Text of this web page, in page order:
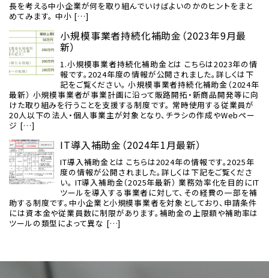
長を考える中小企業が何を取り組んでいけばよいのかのヒントをまと
めてみます。 中小 […]
小規模事業者持続化補助金（2023年9月最
新）
1.小規模事業者持続化補助金とは こちらは2023年の情
報です。2024年度の情報が公開されました。詳しくは下
記をご覧ください。 小規模事業者持続化補助金（2024年
最新） 小規模事業者が事業計画に沿って販路開拓・新商品開発等に向
けた取り組みを行うことを支援する制度です。 常時使用する従業員が
20人以下の法人・個人事業主が対象となり、チラシの作成やWebペー
ジ […]
IT導入補助金（2024年1月最新）
IT導入補助金とは こちらは2024年の情報です。2025年
度の情報が公開されました。詳しくは下記をご覧くださ
い。 IT導入補助金（2025年最新） 業務効率化を目的にIT
ツールを導入する事業者に対して、その経費の一部を補
助する制度です。中小企業と小規模事業者を対象としており、申請条件
には資本金や従業員数に制限があります。補助金の上限額や補助率は
ツールの類型によって異な […]